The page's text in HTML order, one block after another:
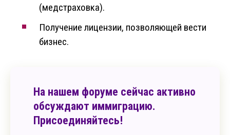
(медстраховка).
Получение лицензии, позволяющей вести
бизнес.
На нашем форуме сейчас активно
обсуждают иммиграцию.
Присоединяйтесь!